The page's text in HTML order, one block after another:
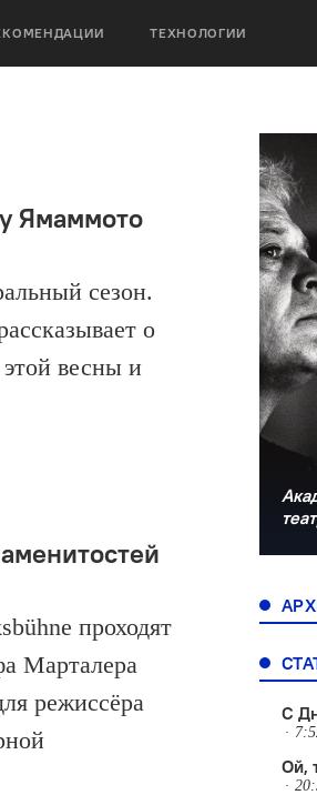
ТЕХНОЛОГИИ
Ямаммото
сезон.
о
этой весны и
проходят
Марталера
режиссёра
С
Ой,